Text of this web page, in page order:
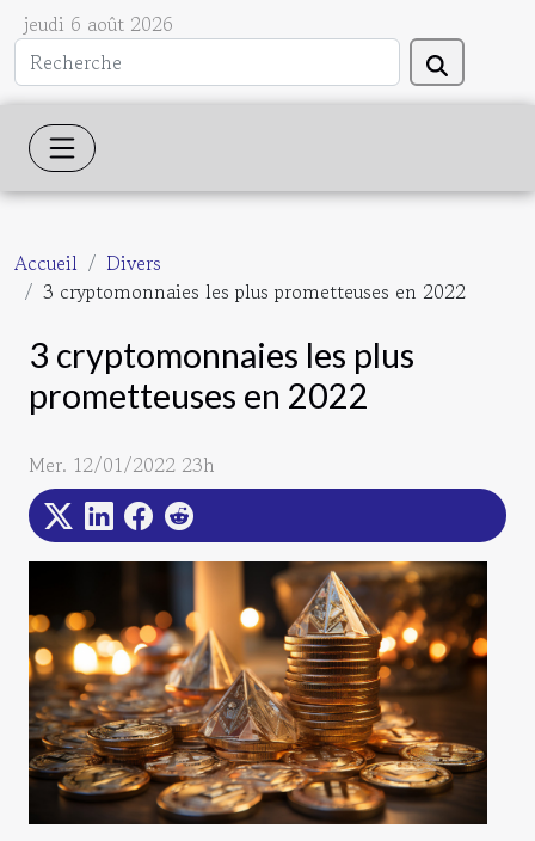
jeudi 6 août 2026
Accueil
Divers
3 cryptomonnaies les plus prometteuses en 2022
3 cryptomonnaies les plus
prometteuses en 2022
Mer. 12/01/2022 23h